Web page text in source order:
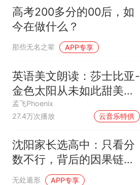
高考200多分的00后，如
今在做什么？
那些无名之辈 APP专享
英语美文朗读：莎士比亚-
金色太阳从未如此甜美吻
过
孟飞Phoenix
27.4万次播放
云音乐特供
沈阳家长选高中：只看分
数不行，背后的因果链你
看懂了吗？
无处遁形 APP专享